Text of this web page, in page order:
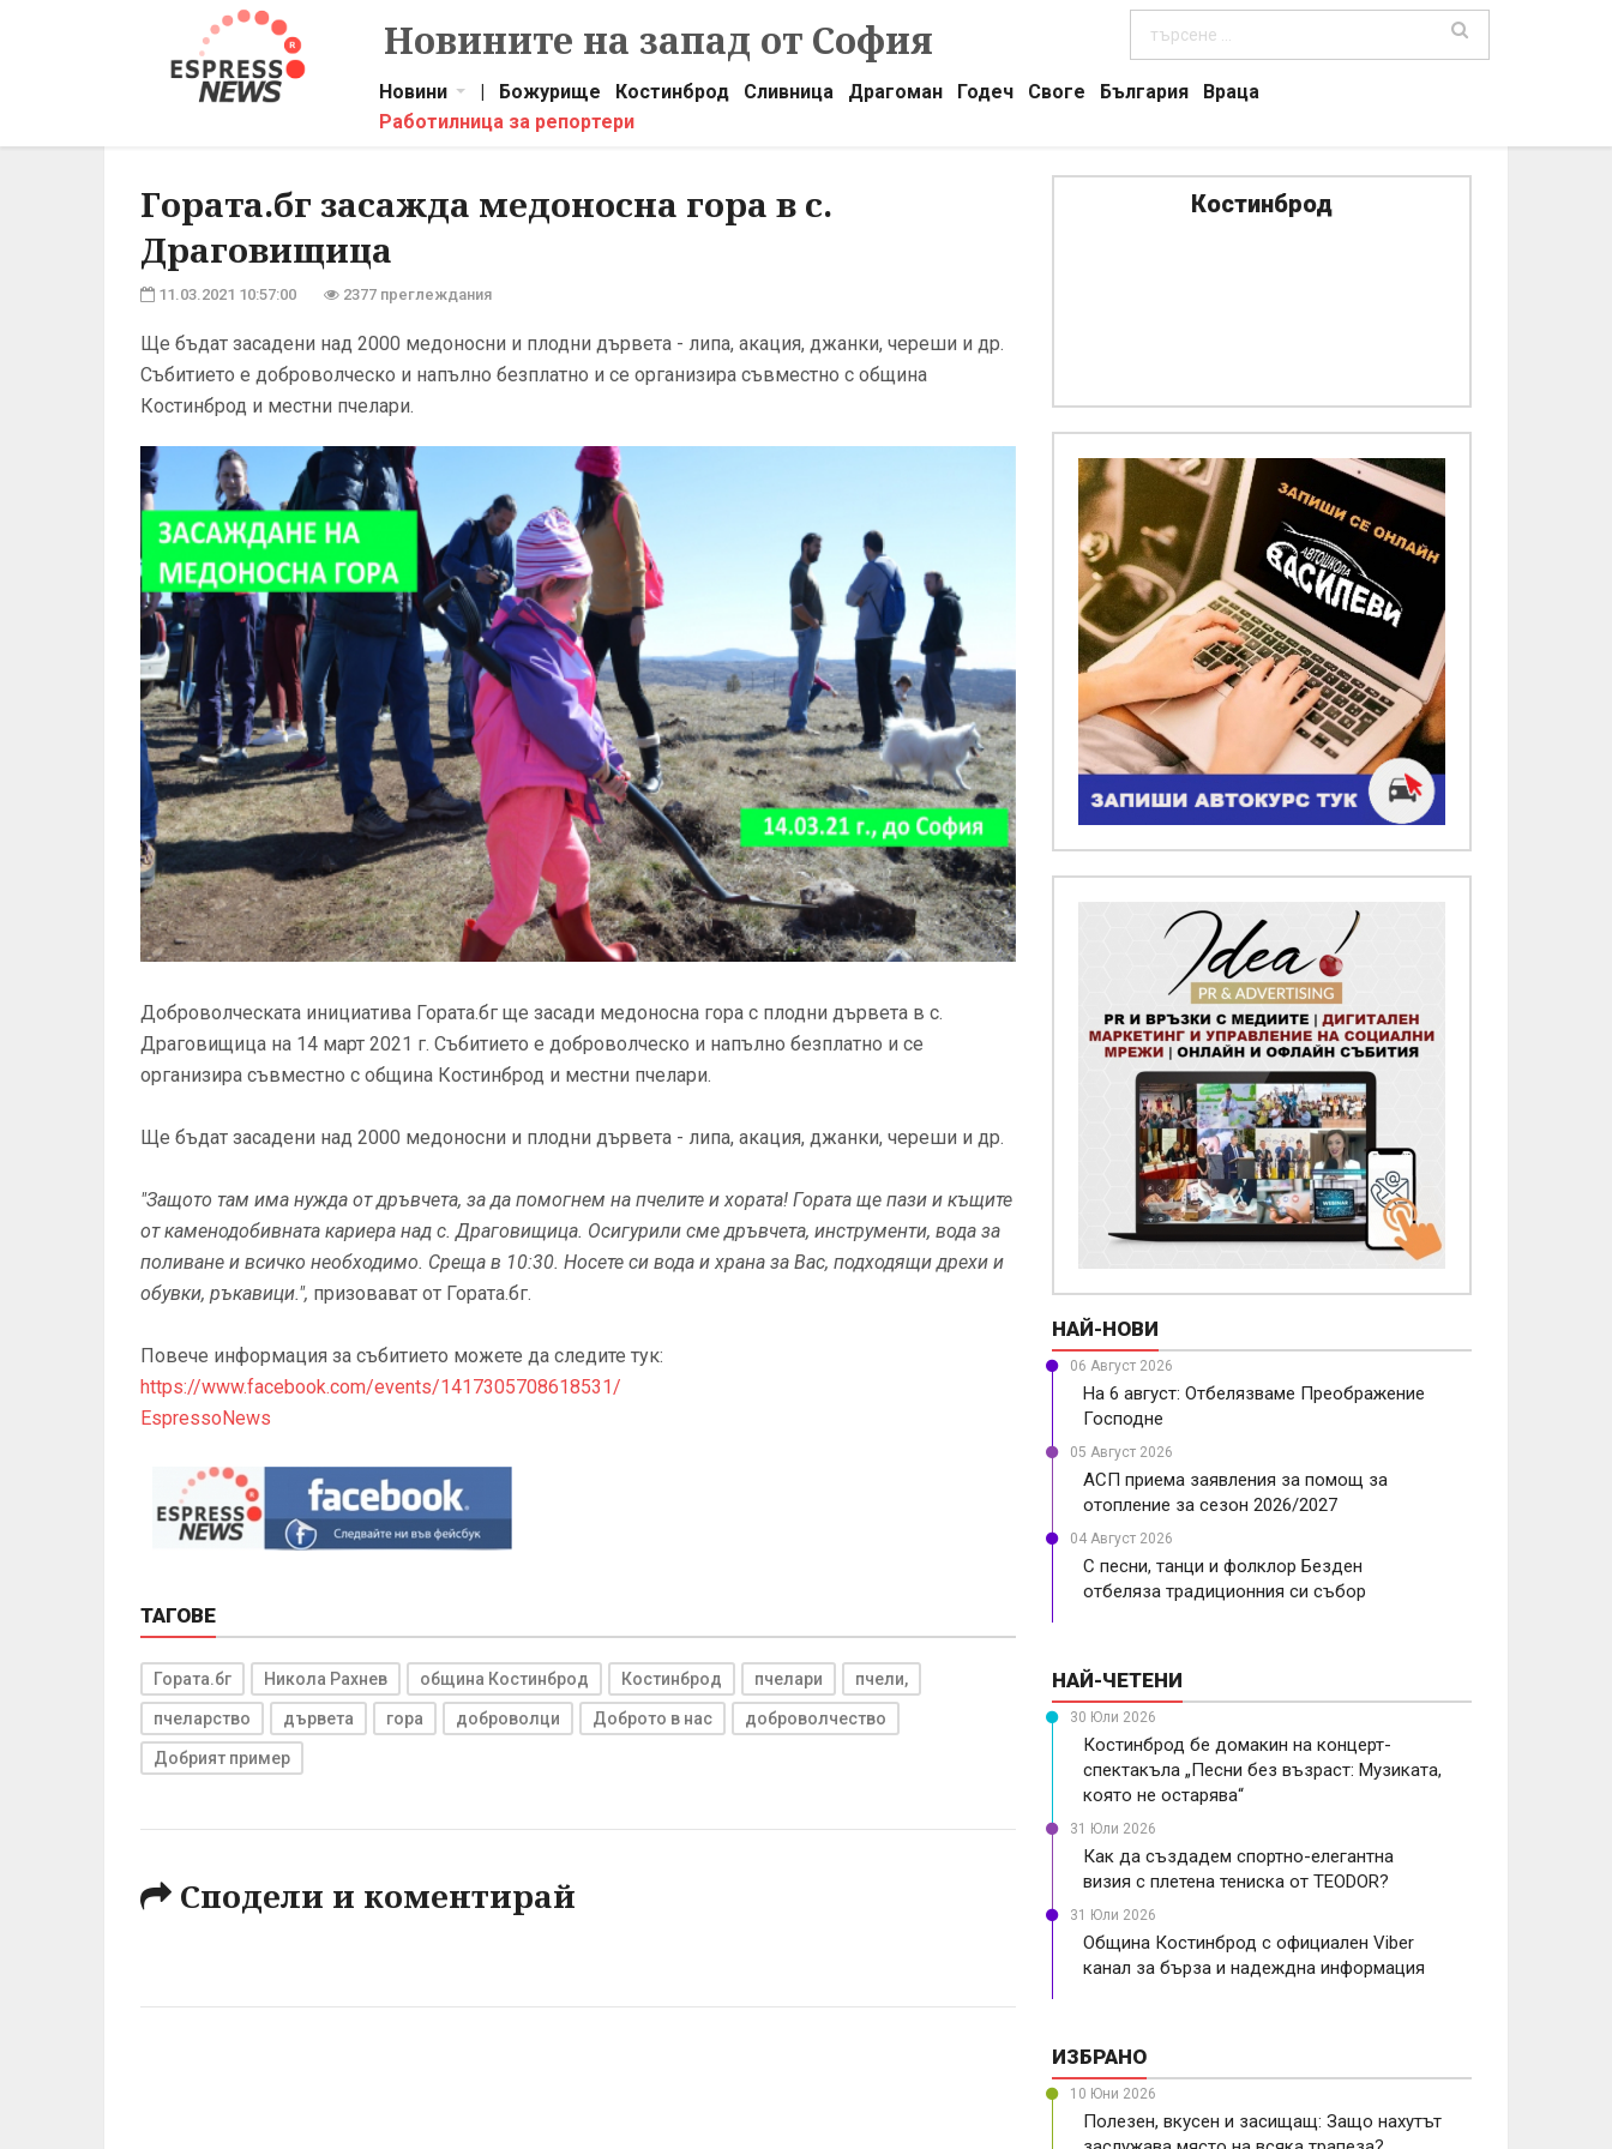
Новините на запад от София
Новини | Божурище Костинброд Сливница Драгоман Годеч Своге България
Враца
Работилница за репортери
Гората.бг засажда медоносна гора в с.
Драговищица
11.03.2021 10:57:00 2377 преглеждания
Ще бъдат засадени над 2000 медоносни и плодни дървета - липа, акация, джанки, череши и др.
Събитието е доброволческо и напълно безплатно и се организира съвместно с община
Костинброд и местни пчелари.
Доброволческата инициатива Гората.бг ще засади медоносна гора с плодни дървета в с.
Драговищица на 14 март 2021 г. Събитието е доброволческо и напълно безплатно и се
организира съвместно с община Костинброд и местни пчелари.
Ще бъдат засадени над 2000 медоносни и плодни дървета - липа, акация, джанки, череши и др.
"Защото там има нужда от дръвчета, за да помогнем на пчелите и хората! Гората ще пази и къщите
от каменодобивната кариера над с. Драговищица. Осигурили сме дръвчета, инструменти, вода за
поливане и всичко необходимо. Среща в 10:30. Носете си вода и храна за Вас, подходящи дрехи и
обувки, ръкавици.", призовават от Гората.бг.
Повече информация за събитието можете да следите тук:
https://www.facebook.com/events/1417305708618531/
EspressoNews
ТАГОВЕ
Гората.бг Никола Рахнев община Костинброд Костинброд пчелари пчели,
пчеларство дървета гора доброволци Доброто в нас доброволчество
Добрият пример
Сподели и коментирай
Костинброд
НАЙ-НОВИ
06 Август 2026
На 6 август: Отбелязваме Преображение
Господне
05 Август 2026
АСП приема заявления за помощ за
отопление за сезон 2026/2027
04 Август 2026
С песни, танци и фолклор Безден
отбеляза традиционния си събор
НАЙ-ЧЕТЕНИ
30 Юли 2026
Костинброд бе домакин на концерт-
спектакъла „Песни без възраст: Музиката,
която не остарява“
31 Юли 2026
Как да създадем спортно-елегантна
визия с плетена тениска от TEODOR?
31 Юли 2026
Община Костинброд с официален Viber
канал за бърза и надеждна информация
ИЗБРАНО
10 Юни 2026
Полезен, вкусен и засищащ: Защо нахутът